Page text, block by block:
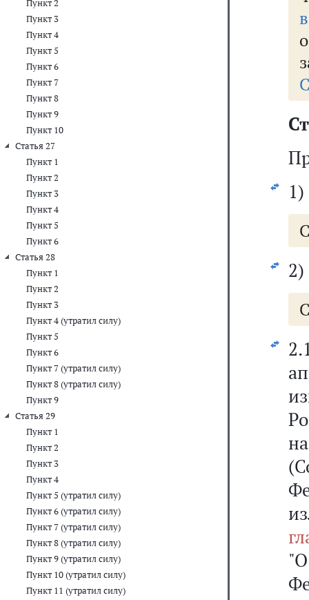
Пункт 2
Пункт 3
Пункт 4
Пункт 5
Пункт 6
Пункт 7
Пункт 8
Пункт 9
Пункт 10
Статья 27
Пункт 1
Пункт 2
Пункт 3
Пункт 4
Пункт 5
Пункт 6
Статья 28
Пункт 1
Пункт 2
Пункт 3
Пункт 4 (утратил силу)
Пункт 5
Пункт 6
Пункт 7 (утратил силу)
Пункт 8 (утратил силу)
Пункт 9
Статья 29
Пункт 1
Пункт 2
Пункт 3
Пункт 4
Пункт 5 (утратил силу)
Пункт 6 (утратил силу)
Пункт 7 (утратил силу)
Пункт 8 (утратил силу)
Пункт 9 (утратил силу)
Пункт 10 (утратил силу)
Пункт 11 (утратил силу)
1)
2)